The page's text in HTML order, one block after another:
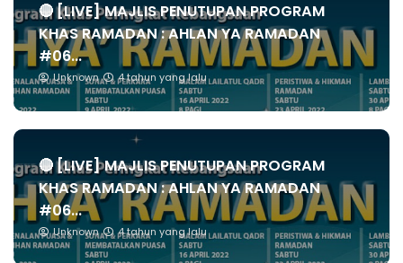
🔴 [LIVE] MAJLIS PENUTUPAN PROGRAM
KHAS RAMADAN : AHLAN YA RAMADAN
#06...
Unknown 4 tahun yang lalu
🔴 [LIVE] MAJLIS PENUTUPAN PROGRAM
KHAS RAMADAN : AHLAN YA RAMADAN
#06...
Unknown 4 tahun yang lalu